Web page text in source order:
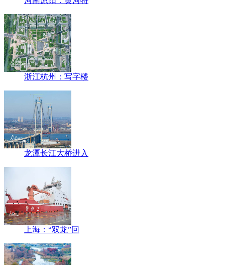
浙江杭州：写字楼
龙潭长江大桥进入
上海：“双龙”回